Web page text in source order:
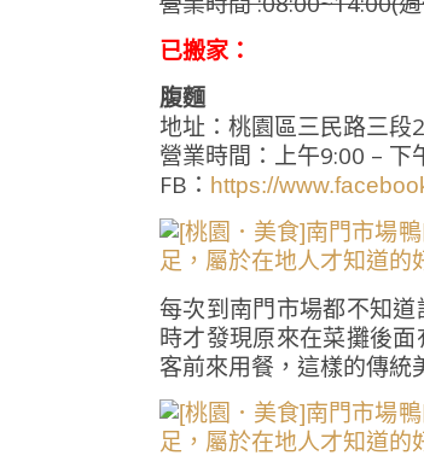
已搬家：
腹麵
地址：桃園區三民路三段
營業時間：上午9:00 – 下
FB： https://
每次到南門市場都不知
時才發現原來在菜攤後
客前來用餐，這樣的傳統